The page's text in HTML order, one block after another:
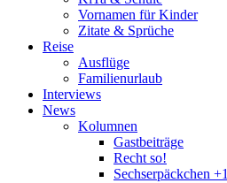
Vornamen für Kinder
Zitate & Sprüche
Reise
Ausflüge
Familienurlaub
Interviews
News
Kolumnen
Gastbeiträge
Recht so!
Sechserpäckchen +1